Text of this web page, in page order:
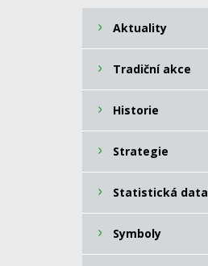
Aktuality
Tradiční akce
Historie
Strategie
Statistická data
Symboly